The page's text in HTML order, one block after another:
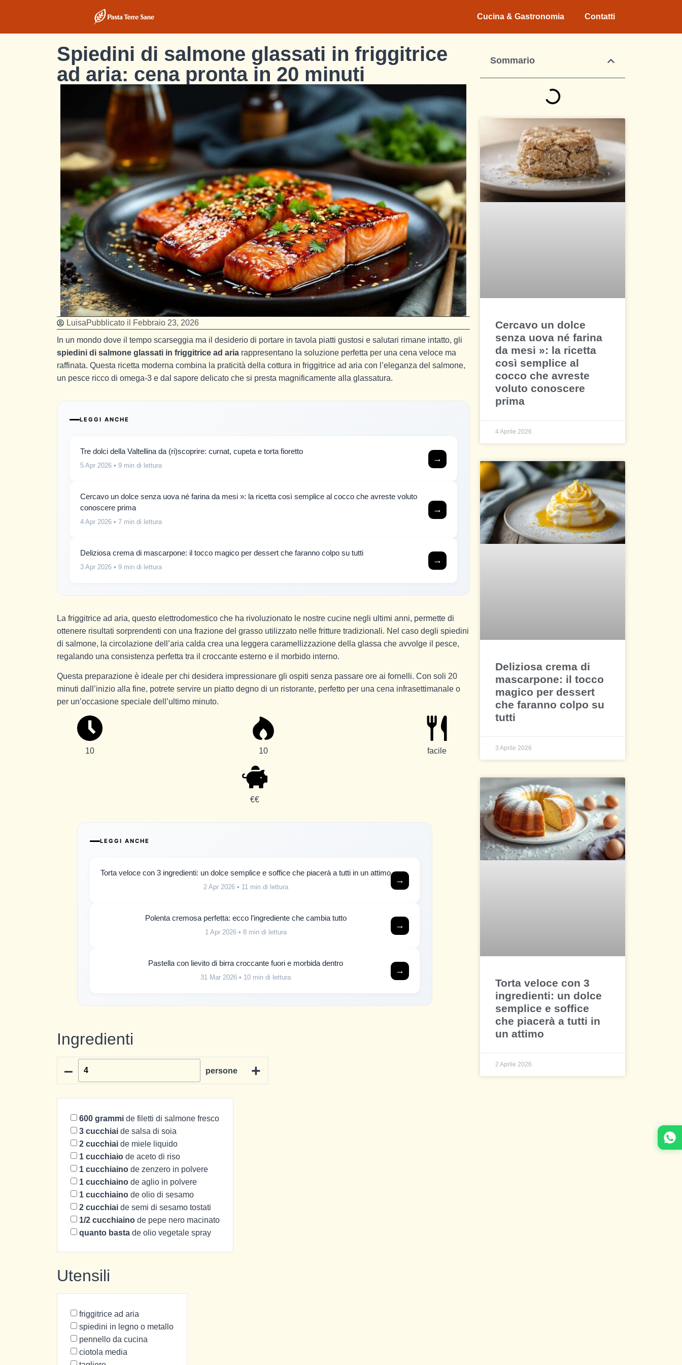
Cucina & Gastronomia Contatti
Sommario
Cercavo un dolce
senza uova né farina
da mesi »: la ricetta
così semplice al
cocco che avreste
voluto conoscere
prima
4 Aprile 2026
Deliziosa crema di
mascarpone: il tocco
magico per dessert
che faranno colpo su
tutti
3 Aprile 2026
Torta veloce con 3
ingredienti: un dolce
semplice e soffice
che piacerà a tutti in
un attimo
2 Aprile 2026
Spiedini di salmone glassati in friggitrice
ad aria: cena pronta in 20 minuti
LuisaPubblicato il
Febbraio 23, 2026
In un mondo dove il tempo scarseggia ma il desiderio di portare in tavola piatti gustosi e salutari rimane intatto, gli
spiedini di salmone glassati in friggitrice ad aria rappresentano la soluzione perfetta per una cena veloce ma
raffinata. Questa ricetta moderna combina la praticità della cottura in friggitrice ad aria con l’eleganza del salmone,
un pesce ricco di omega-3 e dal sapore delicato che si presta magnificamente alla glassatura.
LEGGI ANCHE
Tre dolci della Valtellina da (ri)scoprire: curnat, cupeta e torta fioretto
5 Apr 2026 • 9 min di lettura
→
Cercavo un dolce senza uova né farina da mesi »: la ricetta così semplice al cocco che avreste voluto
conoscere prima
4 Apr 2026 • 7 min di lettura
→
Deliziosa crema di mascarpone: il tocco magico per dessert che faranno colpo su tutti
3 Apr 2026 • 9 min di lettura
→
La friggitrice ad aria, questo elettrodomestico che ha rivoluzionato le nostre cucine negli ultimi anni, permette di
ottenere risultati sorprendenti con una frazione del grasso utilizzato nelle fritture tradizionali. Nel caso degli spiedini
di salmone, la circolazione dell’aria calda crea una leggera caramellizzazione della glassa che avvolge il pesce,
regalando una consistenza perfetta tra il croccante esterno e il morbido interno.
Questa preparazione è ideale per chi desidera impressionare gli ospiti senza passare ore ai fornelli. Con soli 20
minuti dall’inizio alla fine, potrete servire un piatto degno di un ristorante, perfetto per una cena infrasettimanale o
per un’occasione speciale dell’ultimo minuto.
10 10 facile
€€
LEGGI ANCHE
Torta veloce con 3 ingredienti: un dolce semplice e soffice che piacerà a tutti in un attimo
2 Apr 2026• 11 min di lettura
→
Polenta cremosa perfetta: ecco l’ingrediente che cambia tutto
1 Apr 2026• 8 min di lettura
→
Pastella con lievito di birra croccante fuori e morbida dentro
31 Mar 2026 • 10 min di lettura
→
Ingredienti
–
persone +
600 grammi de filetti di salmone fresco
3 cucchiai de salsa di soia
2 cucchiai de miele liquido
1 cucchiaio de aceto di riso
1 cucchiaino de zenzero in polvere
1 cucchiaino de aglio in polvere
1 cucchiaino de olio di sesamo
2 cucchiai de semi di sesamo tostati
1/2 cucchiaino de pepe nero macinato
quanto basta de olio vegetale spray
Utensili
friggitrice ad aria
spiedini in legno o metallo
pennello da cucina
ciotola media